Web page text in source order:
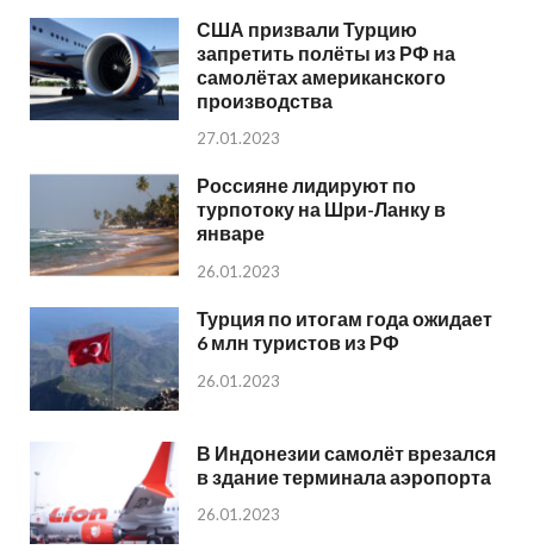
США призвали Турцию
запретить полёты из РФ на
самолётах американского
производства
27.01.2023
Россияне лидируют по
турпотоку на Шри-Ланку в
январе
26.01.2023
Турция по итогам года ожидает
6 млн туристов из РФ
26.01.2023
В Индонезии самолёт врезался
в здание терминала аэропорта
26.01.2023